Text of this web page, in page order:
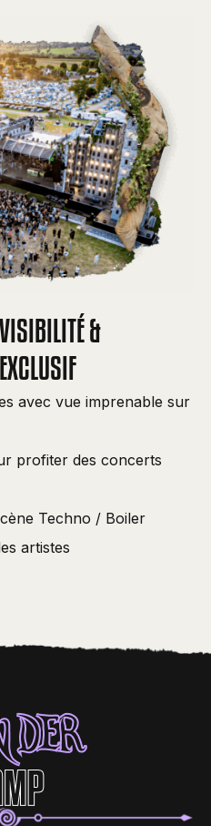
&
avec vue imprenable sur
profiter des concerts
Techno / Boiler
artistes